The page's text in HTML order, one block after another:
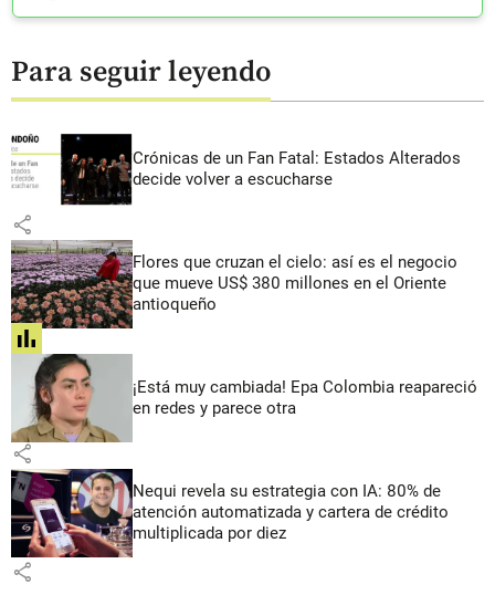
Para seguir leyendo
Crónicas de un Fan Fatal: Estados Alterados
decide volver a escucharse
share
Flores que cruzan el cielo: así es el negocio
que mueve US$ 380 millones en el Oriente
antioqueño
share
¡Está muy cambiada! Epa Colombia reapareció
en redes y parece otra
share
Nequi revela su estrategia con IA: 80% de
atención automatizada y cartera de crédito
multiplicada por diez
share